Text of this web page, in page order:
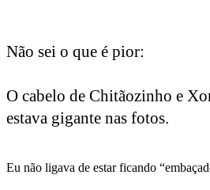
Não sei o que é pior:
O cabelo de Chitãozinho e
estava gigante nas fotos.
Eu não ligava de estar ficando